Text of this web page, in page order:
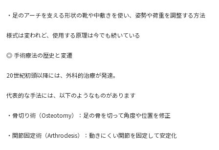
・足のアーチを支える形状の靴や中敷きを使い、姿勢や荷重を調整する方法
様式は変われど、使用する原理は今でも続いている
◎ 手術療法の歴史と変遷
20世紀初頭以降には、外科的治療が発達。
代表的な手法には、以下のようなものがあります
・骨切り術（Osteotomy）：足の骨を切って角度や位置を修正
・関節固定術（Arthrodesis）：動きにくい関節を固定して安定化